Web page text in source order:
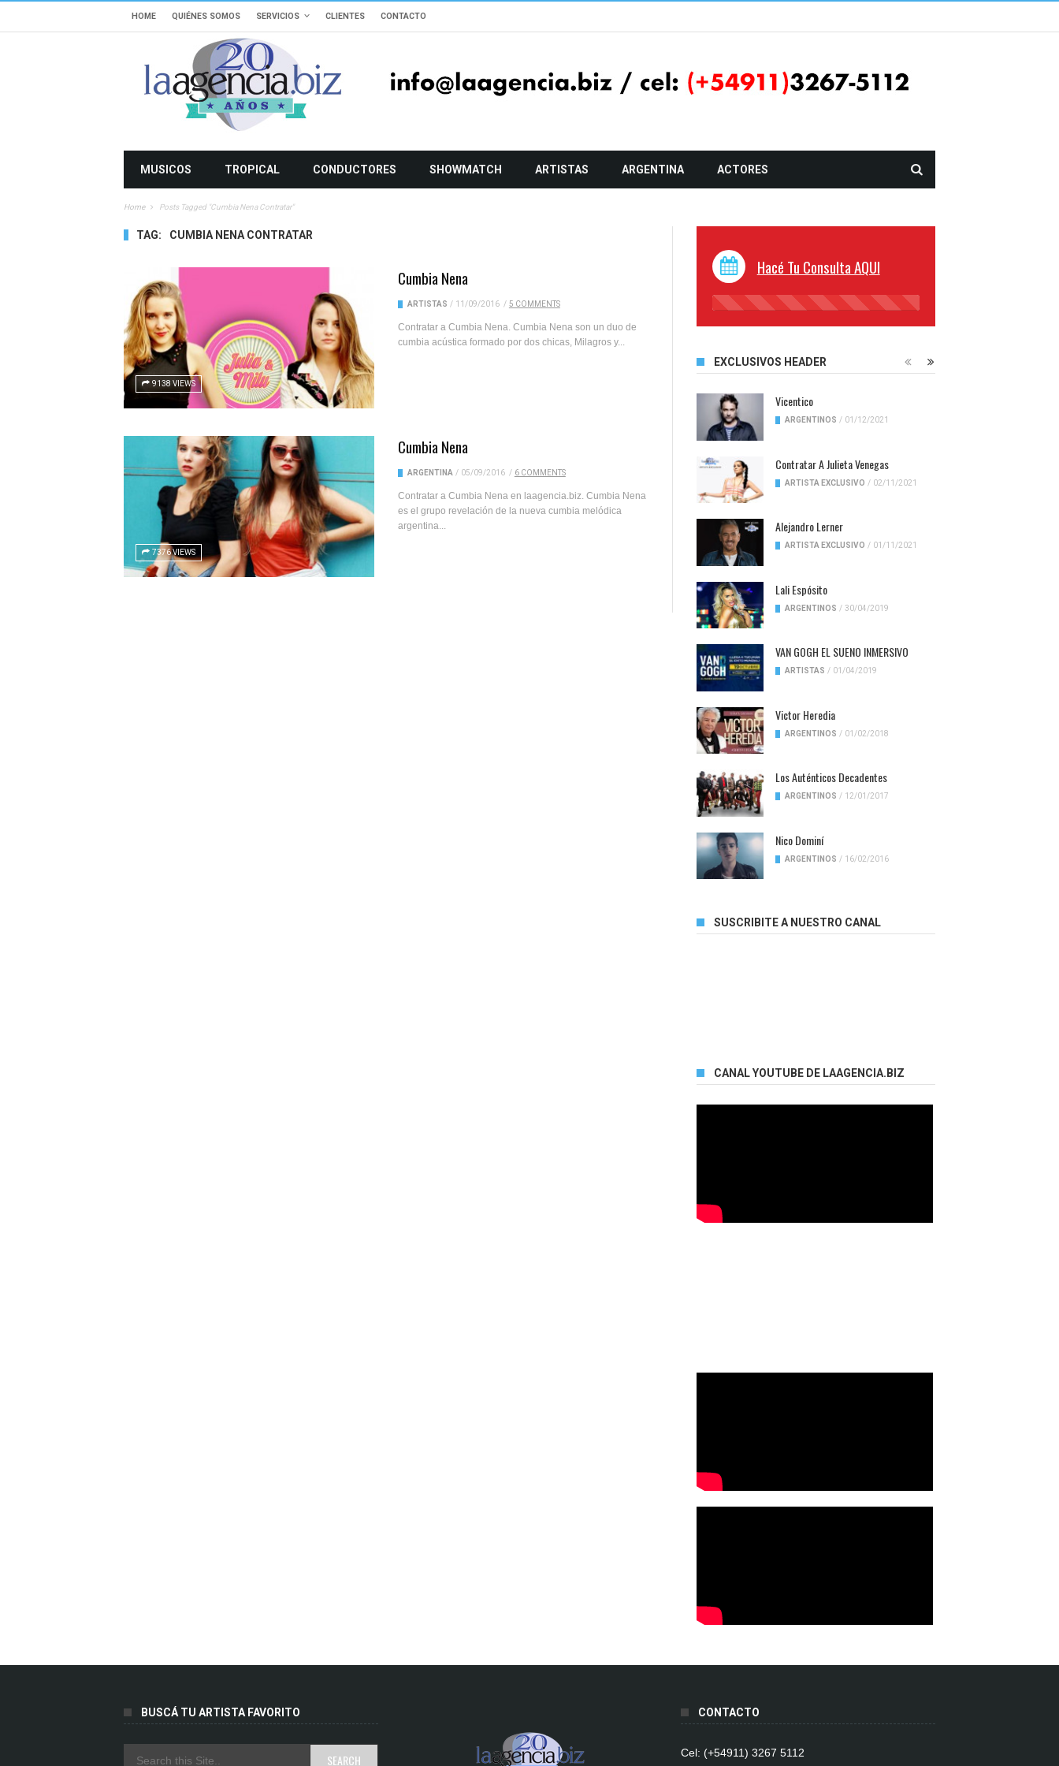
HOME QUIÉNES SOMOS SERVICIOS CLIENTES CONTACTO
MUSICOS TROPICAL CONDUCTORES SHOWMATCH ARTISTAS ARGENTINA ACTORES
Home Posts Tagged "cumbia Nena Contratar"
TAG: CUMBIA NENA CONTRATAR
9138 VIEWS
Cumbia Nena
ARTISTAS / 11/09/2016 / 5 COMMENTS
Contratar a Cumbia Nena. Cumbia Nena son un duo de
cumbia acústica formado por dos chicas, Milagros y...
7376 VIEWS
Cumbia Nena
ARGENTINA / 05/09/2016 / 6 COMMENTS
Contratar a Cumbia Nena en laagencia.biz. Cumbia Nena
es el grupo revelación de la nueva cumbia melódica
argentina...
Hacé Tu Consulta AQUI
45%
EXCLUSIVOS HEADER
Vicentico
ARGENTINOS / 01/12/2021
Contratar A Julieta Venegas
ARTISTA EXCLUSIVO / 02/11/2021
Alejandro Lerner
ARTISTA EXCLUSIVO / 01/11/2021
Lali Espósito
ARGENTINOS / 30/04/2019
VAN GOGH EL SUENO INMERSIVO
ARTISTAS / 01/04/2019
Victor Heredia
ARGENTINOS / 01/02/2018
Los Auténticos Decadentes
ARGENTINOS / 12/01/2017
Nico Dominí
ARGENTINOS / 16/02/2016
SUSCRIBITE A NUESTRO CANAL
CANAL YOUTUBE DE LAAGENCIA.BIZ
BUSCÁ TU ARTISTA FAVORITO CONTACTO
Cel: (+54911) 3267 5112